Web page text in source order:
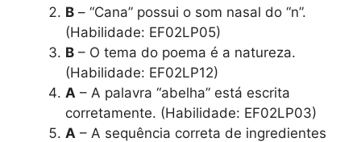
B – “Cana” possui o som nasal do “n”.
(Habilidade: EF02LP05)
B – O tema do poema é a natureza.
(Habilidade: EF02LP12)
A – A palavra “abelha” está escrita
corretamente. (Habilidade: EF02LP03)
A – A sequência correta de ingredientes